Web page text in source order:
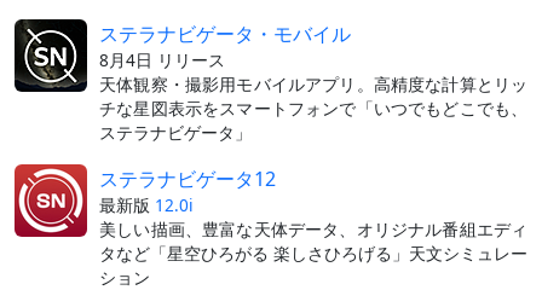
ステラナビゲータ・モバイル
8月4日 リリース
天体観察・撮影用モバイルアプリ。高精度な計算とリッ
チな星図表示をスマートフォンで「いつでもどこでも、
ステラナビゲータ」
ステラナビゲータ12
最新版 12.0i
美しい描画、豊富な天体データ、オリジナル番組エディ
タなど「星空ひろがる 楽しさひろげる」天文シミュレー
ション